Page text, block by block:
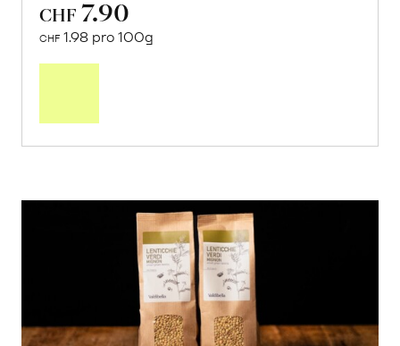
CHF 7.90
CHF 1.98 pro 100g